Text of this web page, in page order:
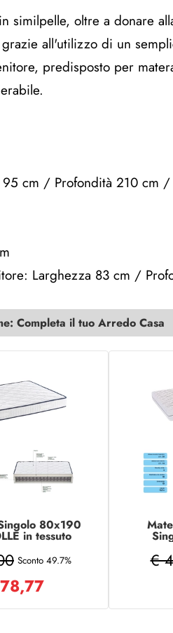
similpelle, oltre a donare
all'utilizzo di un
predisposto per
cm / Profondità 210 cm
Larghezza 83 cm /
Completa il tuo Arredo Casa
80x190
in tessuto
Sconto 49.7% €